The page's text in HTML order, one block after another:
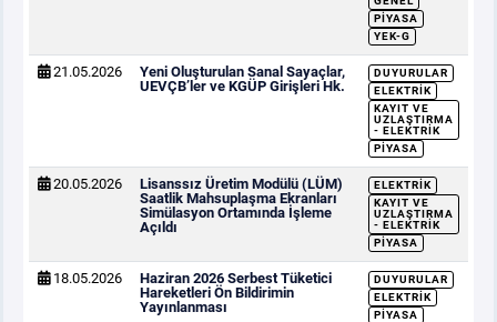
PIYASA
YEK-G
21.05.2026
Yeni Oluşturulan Sanal Sayaçlar,
UEVÇB’ler ve KGÜP Girişleri Hk.
DUYURULAR
ELEKTRIK
KAYIT VE
UZLAŞTIRMA
- ELEKTRIK
PIYASA
20.05.2026
Lisanssız Üretim Modülü (LÜM)
Saatlik Mahsuplaşma Ekranları
Simülasyon Ortamında İşleme
Açıldı
ELEKTRIK
KAYIT VE
UZLAŞTIRMA
- ELEKTRIK
PIYASA
18.05.2026
Haziran 2026 Serbest Tüketici
Hareketleri Ön Bildirimin
Yayınlanması
DUYURULAR
ELEKTRIK
PIYASA